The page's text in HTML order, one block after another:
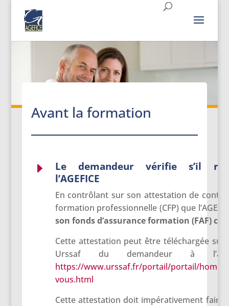
Avant la formation
E
Le demandeur vérifie s’il
l’AGEFICE
En contrôlant sur son attestation de
formation professionnelle (CFP) que
son fonds d’assurance formation (FAF)
Cette attestation peut être téléchargée sur
Urssaf du demandeur à
https://www.urssaf.fr/portail/portail/home/
vous.html
Cette attestation doit impérativement faire